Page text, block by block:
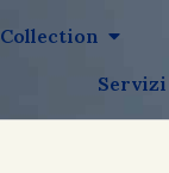
Collection
Servizi